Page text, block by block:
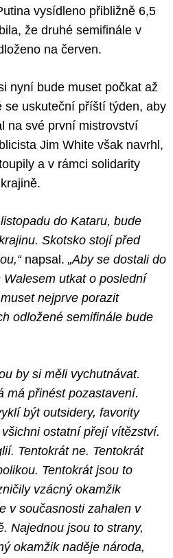
vysídleno přibližně 6,5
že druhé semifinále v
na červen.
nyní bude muset počkat až
se uskuteční příští týden, aby
na své první mistrovství
Jim White však navrhl,
a v rámci solidarity
do Kataru, bude
Skotsko stojí před
napsal. „Aby se dostali do
utkat o poslední
nejprve porazit
odložené semifinále bude
by si měli vychutnávat.
má přinést pozastavení.
být outsidery, favority
ostatní přejí vítězství.
Tentokrát ne. Tentokrát
Tentokrát jsou to
vzácný okamžik
v současnosti zahalen v
Najednou jsou to strany,
okamžik naděje národa,